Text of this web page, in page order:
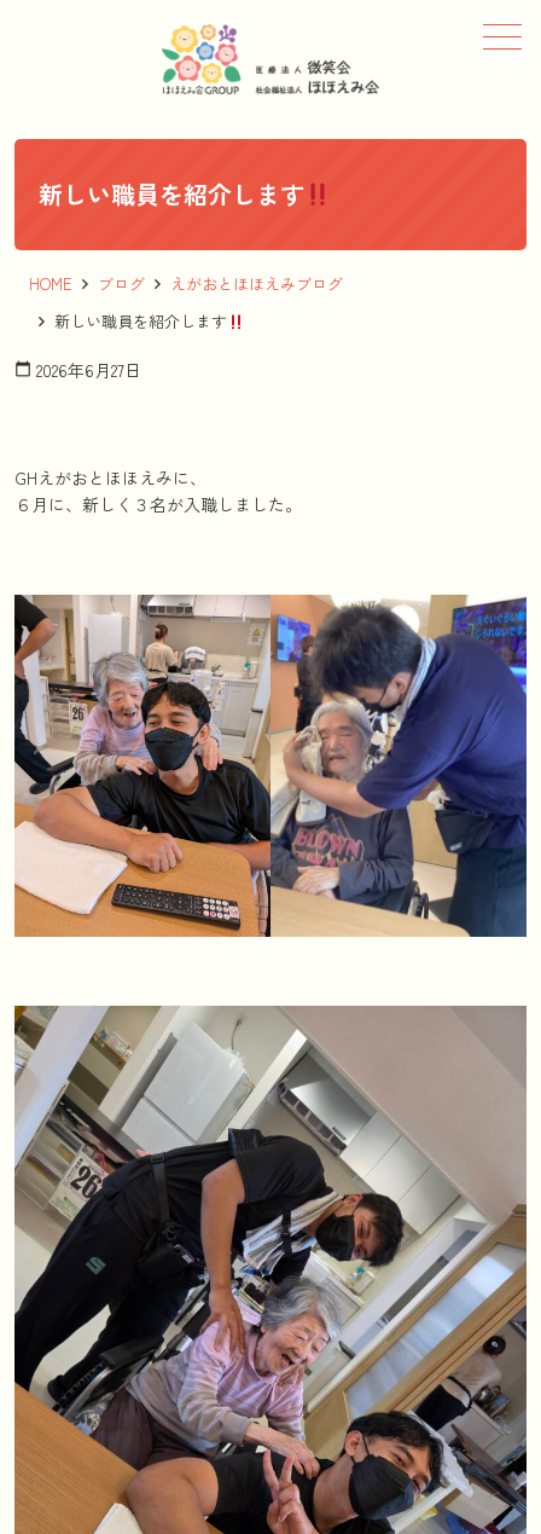
新しい職員を紹介します
HOME ブログ
えがおとほほえみブログ
新しい職員を紹介します
calendar_today 2026年6月27日
GHえがおとほほえみに、
６月に、新しく３名が入職しました。